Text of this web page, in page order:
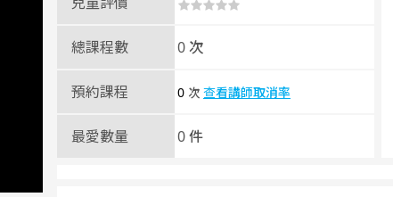
總課程數 0 次
預約課程 0 次 查看講師取消率
最愛數量 0 件